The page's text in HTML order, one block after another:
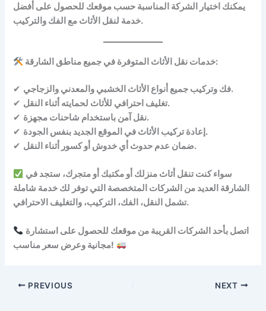
يمكنك اختيار الشركة المناسبة حسب موقعك للحصول على أفضل
خدمة لنقل الأثاث مع الفك والتركيب.
خدمات نقل الأثاث المتوفرة في جميع مناطق الشارقة:
✔
فك وتركيب جميع أنواع الأثاث الخشبي والمعدني والزجاجي.
✔
تغليف احترافي للأثاث لحمايته أثناء النقل.
✔
نقل آمن باستخدام شاحنات مجهزة.
✔
إعادة تركيب الأثاث في الموقع الجديد بنفس الجودة.
✔
ضمان عدم حدوث أي خدوش أو كسور أثناء النقل.
سواء كنت تنقل أثاث منزلك أو مكتبك أو متجرك، ستجد في
الشارقة العديد من الشركات المتخصصة التي توفر لك خدمة شاملة
تشمل النقل، الفك، التركيب، والتغليف الاحترافي.
اتصل بأحد الشركات القريبة من موقعك للحصول على استشارة
مجانية وعرض سعر مناسب!
PREVIOUS NEXT